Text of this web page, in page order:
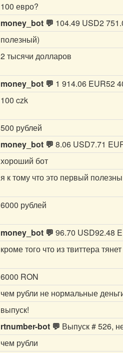
100 евро?
money_bot 💬 104.49 USD2
полезный)
2 тысячи долларов
money_bot 💬 1 914.06 EUR52
100 czk
500 рублей
money_bot 💬 8.06 USD7.71
хороший бот
я к тому что это первый
6000 рублей
money_bot 💬 96.70 USD92.48
кроме того что из твиттера тянет
6000 RON
чем рубли не нормальные
выпуск!
rtnumber-bot 💬 Выпуск # 526,
чем рубли